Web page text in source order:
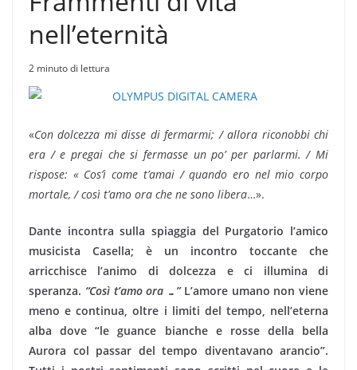
nell’eternità
2 minuto di lettura
«Con dolcezza mi disse di fermarmi; / allora riconobbi chi
era / e pregai che si fermasse un po’ per parlarmi. / Mi
rispose: « Cos’ì come t’amai / quando ero nel mio corpo
mortale, / così t’amo ora che ne sono libera…».
Dante incontra sulla spiaggia del Purgatorio l’amico
musicista Casella; è un incontro toccante che
arricchisce l’animo di dolcezza e ci illumina di
speranza. “Così t’amo ora …” L’amore umano non viene
meno e continua, oltre i limiti del tempo, nell’eterna
alba dove “le guance bianche e rosse della bella
Aurora col passar del tempo diventavano arancio”.